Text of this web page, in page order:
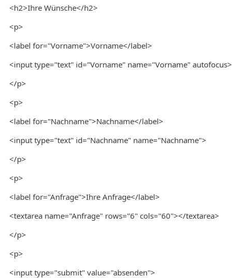
<h2>Ihre Wünsche</h2>
<p>
<label for="Vorname">Vorname</label>
<input type="text" id="Vorname" name="Vorname" autofocus>
</p>
<p>
<label for="Nachname">Nachname</label>
<input type="text" id="Nachname" name="Nachname">
</p>
<p>
<label for="Anfrage">Ihre Anfrage</label>
<textarea name="Anfrage" rows="6" cols="60"></textarea>
</p>
<p>
<input type="submit" value="absenden">